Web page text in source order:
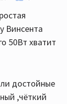
Винсента
50Вт хватит
достойные
,чёткий